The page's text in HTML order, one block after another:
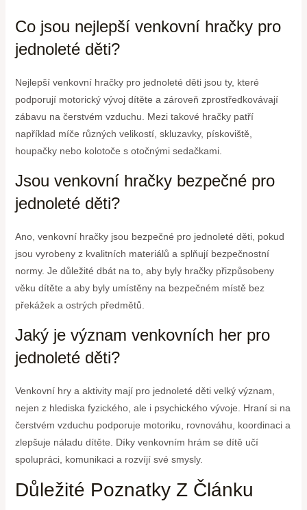
Co jsou nejlepší venkovní hračky pro
jednoleté děti?
Nejlepší venkovní hračky pro jednoleté děti jsou ty, které
podporují motorický vývoj dítěte a zároveň zprostředkovávají
zábavu na čerstvém vzduchu. Mezi takové hračky patří
například míče různých velikostí, skluzavky, pískoviště,
houpačky nebo kolotoče s otočnými sedačkami.
Jsou venkovní hračky bezpečné pro
jednoleté děti?
Ano, venkovní hračky jsou bezpečné pro jednoleté děti, pokud
jsou vyrobeny z kvalitních materiálů a splňují bezpečnostní
normy. Je důležité dbát na to, aby byly hračky přizpůsobeny
věku dítěte a aby byly umístěny na bezpečném místě bez
překážek a ostrých předmětů.
Jaký je význam venkovních her pro
jednoleté děti?
Venkovní hry a aktivity mají pro jednoleté děti velký význam,
nejen z hlediska fyzického, ale i psychického vývoje. Hraní si na
čerstvém vzduchu podporuje motoriku, rovnováhu, koordinaci a
zlepšuje náladu dítěte. Díky venkovním hrám se dítě učí
spolupráci, komunikaci a rozvíjí své smysly.
Důležité Poznatky Z Článku